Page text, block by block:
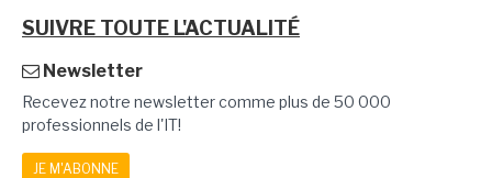
SUIVRE TOUTE L'ACTUALITÉ
Newsletter
Recevez notre newsletter comme plus de 50 000
professionnels de l'IT!
JE M'ABONNE